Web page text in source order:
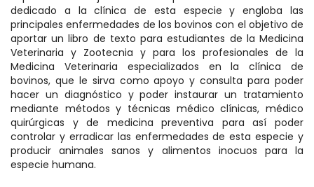
dedicado a la clínica de esta especie y engloba las
principales enfermedades de los bovinos con el objetivo de
aportar un libro de texto para estudiantes de la Medicina
Veterinaria y Zootecnia y para los profesionales de la
Medicina Veterinaria especializados en la clínica de
bovinos, que le sirva como apoyo y consulta para poder
hacer un diagnóstico y poder instaurar un tratamiento
mediante métodos y técnicas médico clínicas, médico
quirúrgicas y de medicina preventiva para así poder
controlar y erradicar las enfermedades de esta especie y
producir animales sanos y alimentos inocuos para la
especie humana.